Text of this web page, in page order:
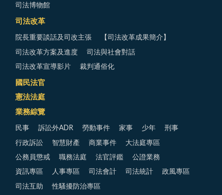
司法博物館
司法改革
院長重要談話及司改主張 【司法改革成果簡介】
司法改革方案及進度 司法與社會對話
司法改革宣導影片 裁判通俗化
國民法官
憲法法庭
業務綜覽
民事 訴訟外ADR 勞動事件 家事 少年 刑事
行政訴訟 智慧財產 商業事件 大法庭專區
公務員懲戒 職務法庭 法官評鑑 公證業務
資訊專區 人事專區 司法會計 司法統計 政風專區
司法互助 性騷擾防治專區